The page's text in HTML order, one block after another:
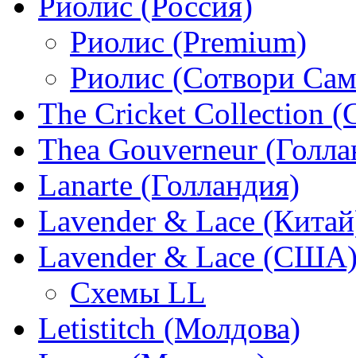
Риолис (Premium)
Риолис (Сотвори
The Cricket Collection
Thea Gouverneur
Lanarte (Голландия)
Lavender & Lace
Lavender & Lace
Схемы LL
Letistitch (Молдова)